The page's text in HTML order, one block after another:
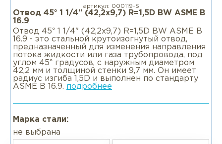
артикул: 000119-S
Отвод 45° 1 1/4" (42,2х9,7) R=1,5D BW ASME B
16.9
Отвод 45° 1 1/4" (42,2х9,7) R=1,5D BW ASME B
16.9 - это стальной крутоизогнутый отвод,
предназначенный для изменения направления
потока жидкости или газа трубопровода, под
углом 45° градусов, с наружным диаметром
42,2 мм и толщиной стенки 9,7 мм. Он имеет
радиус изгиба 1,5D и выполнен по стандарту
ASME B 16.9. подробнее
Марка стали:
не выбрана